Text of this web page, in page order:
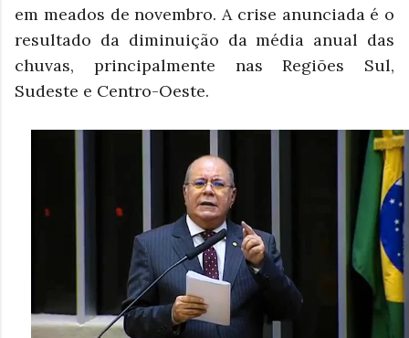
em meados de novembro. A crise anunciada é o
resultado da diminuição da média anual das
chuvas, principalmente nas Regiões Sul,
Sudeste e Centro-Oeste.